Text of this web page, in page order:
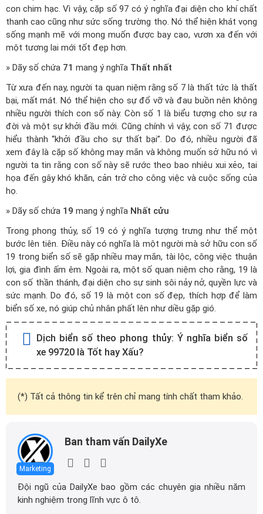
con chim hạc. Vì vậy, cặp số 97 có ý nghĩa đại diện cho khí chất
thanh cao cũng như sức sống trường thọ. Nó thể hiện khát vọng
sống mạnh mẽ với mong muốn được bay cao, vươn xa đến với
một tương lai mới tốt đẹp hơn.
» Dãy số chứa 71 mang ý nghĩa Thất nhất
Từ xưa đến nay, người ta quan niệm rằng số 7 là thất tức là thất
bại, mất mát. Nó thể hiện cho sự đổ vỡ và đau buồn nên không
nhiều người thích con số này. Còn số 1 là biểu tượng cho sự ra
đời và một sự khởi đầu mới. Cũng chính vì vậy, con số 71 được
hiểu thành “khởi đầu cho sự thất bại”. Do đó, nhiều người đã
xem đây là cặp số không may mắn và không muốn sở hữu nó vì
người ta tin rằng con số này sẽ rước theo bao nhiêu xui xẻo, tai
họa đến gây khó khăn, cản trở cho công việc và cuộc sống của
họ.
» Dãy số chứa 19 mang ý nghĩa Nhất cửu
Trong phong thủy, số 19 có ý nghĩa tượng trưng như thể một
bước lên tiên. Điều này có nghĩa là một người mà sở hữu con số
19 trong biển số sẽ gặp nhiều may mắn, tài lộc, công việc thuận
lợi, gia đình ấm êm. Ngoài ra, một số quan niệm cho rằng, 19 là
con số thần thánh, đại diện cho sự sinh sôi nảy nở, quyền lực và
sức mạnh. Do đó, số 19 là một con số đẹp, thích hợp để làm
biển số xe, nó giúp chủ nhân phất lên như diều gặp gió.
Dịch biển số theo phong thủy: Ý nghĩa biển số
xe 99720 là Tốt hay Xấu?
(*) Tất cả thông tin kể trên chỉ mang tính chất tham khảo.
Marketing
Ban tham vấn DailyXe
Đội ngũ của DailyXe bao gồm các chuyên gia nhiều năm
kinh nghiệm trong lĩnh vực ô tô.